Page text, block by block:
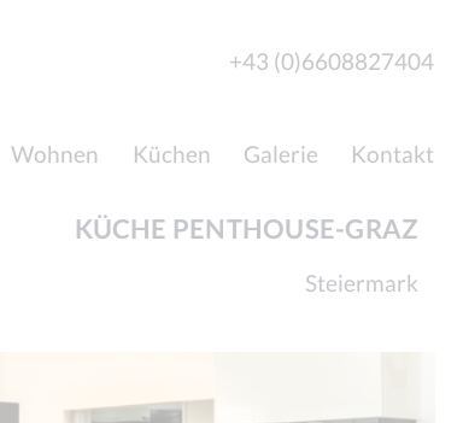
+43 (0)6608827404
Wohnen Küchen Galerie Kontakt
KÜCHE PENTHOUSE-GRAZ
Steiermark